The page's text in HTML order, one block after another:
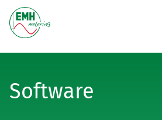
Software